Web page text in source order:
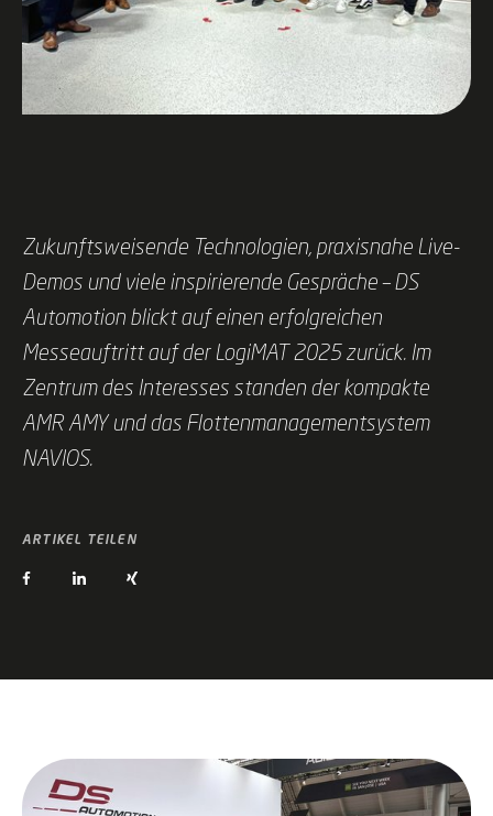
Zukunftsweisende Technologien, praxisnahe Live-
Demos und viele inspirierende Gespräche – DS
Automotion blickt auf einen erfolgreichen
Messeauftritt auf der LogiMAT 2025 zurück. Im
Zentrum des Interesses standen der kompakte
AMR AMY und das Flottenmanagementsystem
NAVIOS.
ARTIKEL TEILEN